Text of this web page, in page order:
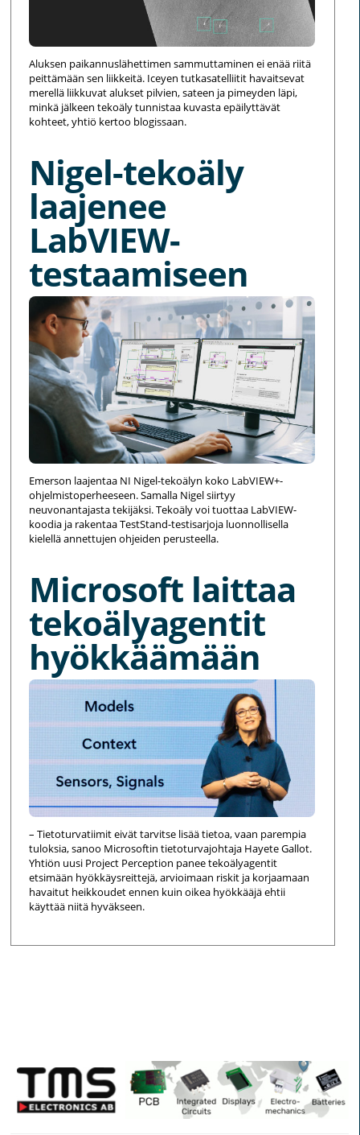
Aluksen paikannuslähettimen sammuttaminen ei enää riitä
peittämään sen liikkeitä. Iceyen tutkasatelliitit havaitsevat
merellä liikkuvat alukset pilvien, sateen ja pimeyden läpi,
minkä jälkeen tekoäly tunnistaa kuvasta epäilyttävät
kohteet, yhtiö kertoo blogissaan.
Nigel-tekoäly
laajenee
LabVIEW-
testaamiseen
Emerson laajentaa NI Nigel-tekoälyn koko LabVIEW+-
ohjelmistoperheeseen. Samalla Nigel siirtyy
neuvonantajasta tekijäksi. Tekoäly voi tuottaa LabVIEW-
koodia ja rakentaa TestStand-testisarjoja luonnollisella
kielellä annettujen ohjeiden perusteella.
Microsoft laittaa
tekoälyagentit
hyökkäämään
– Tietoturvatiimit eivät tarvitse lisää tietoa, vaan parempia
tuloksia, sanoo Microsoftin tietoturvajohtaja Hayete Gallot.
Yhtiön uusi Project Perception panee tekoälyagentit
etsimään hyökkäysreittejä, arvioimaan riskit ja korjaamaan
havaitut heikkoudet ennen kuin oikea hyökkääjä ehtii
käyttää niitä hyväkseen.